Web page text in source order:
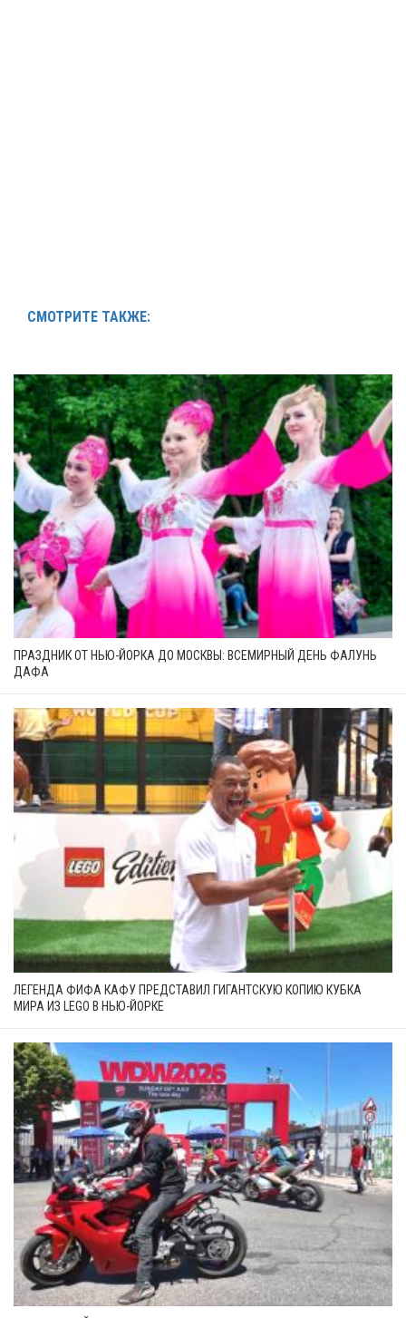
СМОТРИТЕ ТАКЖЕ:
ПРАЗДНИК ОТ НЬЮ-ЙОРКА ДО МОСКВЫ: ВСЕМИРНЫЙ ДЕНЬ ФАЛУНЬ
ДАФА
ЛЕГЕНДА ФИФА КАФУ ПРЕДСТАВИЛ ГИГАНТСКУЮ КОПИЮ КУБКА
МИРА ИЗ LEGO В НЬЮ-ЙОРКЕ